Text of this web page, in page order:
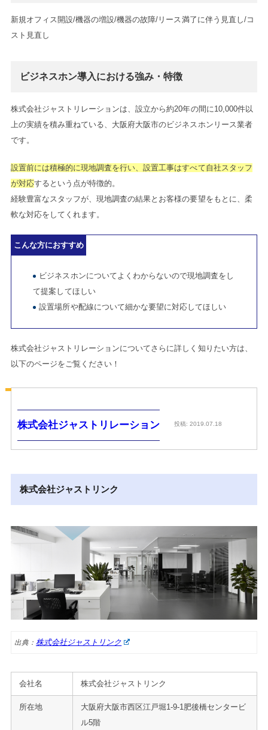
新規オフィス開設/機器の増設/機器の故障/リース満了に伴う見直し/コ
スト見直し
ビジネスホン導入における強み・特徴
株式会社ジャストリレーションは、設立から約20年の間に10,000件以
上の実績を積み重ねている、大阪府大阪市のビジネスホンリース業者
です。
設置前には積極的に現地調査を行い、設置工事はすべて自社スタッフ
が対応するという点が特徴的。
経験豊富なスタッフが、現地調査の結果とお客様の要望をもとに、柔
軟な対応をしてくれます。
こんな方におすすめ
ビジネスホンについてよくわからないので現地調査をし
て提案してほしい
設置場所や配線について細かな要望に対応してほしい
株式会社ジャストリレーションについてさらに詳しく知りたい方は、
以下のページをご覧ください！
株式会社ジャストリレーション 投稿: 2019.07.18
株式会社ジャストリンク
出典： 株式会社ジャストリンク
会社名 株式会社ジャストリンク
所在地
大阪府大阪市西区江戸堀1-9-1肥後橋センタービ
ル5階